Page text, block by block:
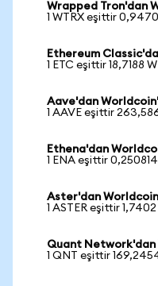
Wrapped Tron'dan
1 WTRX eşittir
Ethereum
1 ETC eşittir 18,7188
Aave'dan
1 AAVE eşittir
Ethena'dan
1 ENA eşittir
Aster'dan
1 ASTER eşittir
Quant Network'dan
1 QNT eşittir